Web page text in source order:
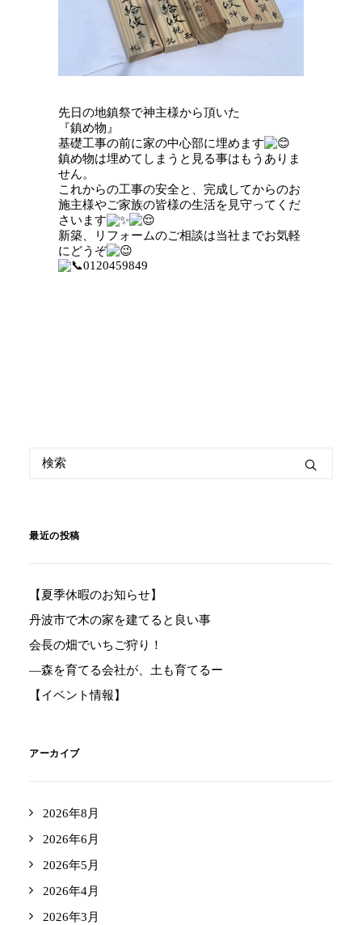
先日の地鎮祭で神主様から頂いた
『鎮め物』
基礎工事の前に家の中心部に埋めます
鎮め物は埋めてしまうと見る事はもうありま
せん。
これからの工事の安全と、完成してからのお
施主様やご家族の皆様の生活を見守ってくだ
さいます
新築、リフォームのご相談は当社までお気軽
にどうぞ
0120459849
最近の投稿
【夏季休暇のお知らせ】
丹波市で木の家を建てると良い事
会長の畑でいちご狩り！
―森を育てる会社が、土も育てるー
【イベント情報】
アーカイブ
2026年8月
2026年6月
2026年5月
2026年4月
2026年3月